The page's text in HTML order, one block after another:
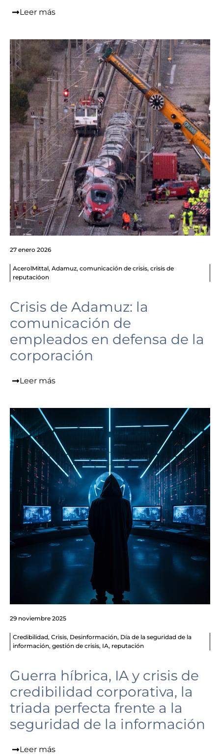
Leer más
27 enero 2026
AcerolMittal, Adamuz, comunicación de crisis, crisis de
reputacióon
Crisis de Adamuz: la
comunicación de
empleados en defensa de la
corporación
Leer más
29 noviembre 2025
Credibilidad, Crisis, Desinformación, Día de la seguridad de la
información, gestión de crisis, IA, reputación
Guerra híbrica, IA y crisis de
credibilidad corporativa, la
triada perfecta frente a la
seguridad de la información
Leer más